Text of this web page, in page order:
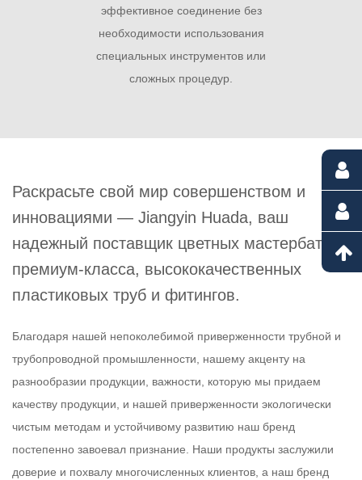
эффективное соединение без
необходимости использования
специальных инструментов или
сложных процедур.
Раскрасьте свой мир совершенством и
инновациями — Jiangyin Huada, ваш
надежный поставщик цветных мастербатчей
премиум-класса, высококачественных
пластиковых труб и фитингов.
Благодаря нашей непоколебимой приверженности трубной и
трубопроводной промышленности, нашему акценту на
разнообразии продукции, важности, которую мы придаем
качеству продукции, и нашей приверженности экологически
чистым методам и устойчивому развитию наш бренд
постепенно завоевал признание. Наши продукты заслужили
доверие и похвалу многочисленных клиентов, а наш бренд